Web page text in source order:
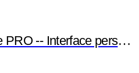
-- Interface